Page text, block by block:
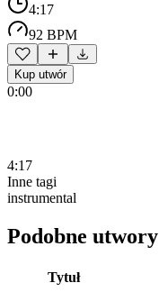
4:17
92 BPM
Kup utwór
0:00
4:17
Inne tagi
instrumental
Podobne utwory
Tytuł